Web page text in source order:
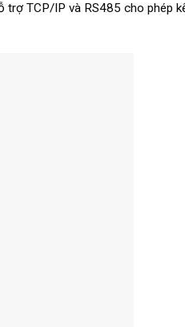
trợ TCP/IP và RS485 cho phép